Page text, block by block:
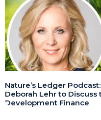
Nature’s Ledger
Deborah Lehr to
Development Finance